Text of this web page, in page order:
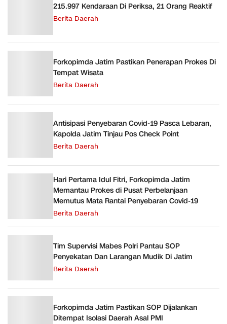
215.997 Kendaraan Di Periksa, 21 Orang Reaktif
Berita Daerah
Forkopimda Jatim Pastikan Penerapan Prokes Di
Tempat Wisata
Berita Daerah
Antisipasi Penyebaran Covid-19 Pasca Lebaran,
Kapolda Jatim Tinjau Pos Check Point
Berita Daerah
Hari Pertama Idul Fitri, Forkopimda Jatim
Memantau Prokes di Pusat Perbelanjaan
Memutus Mata Rantai Penyebaran Covid-19
Berita Daerah
Tim Supervisi Mabes Polri Pantau SOP
Penyekatan Dan Larangan Mudik Di Jatim
Berita Daerah
Forkopimda Jatim Pastikan SOP Dijalankan
Ditempat Isolasi Daerah Asal PMI